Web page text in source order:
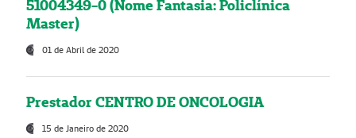
51004349-0 (Nome Fantasia: Policlínica
Master)
01 de Abril de 2020
Prestador CENTRO DE ONCOLOGIA
15 de Janeiro de 2020